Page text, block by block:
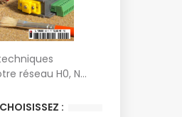
réseau H0, N...
: